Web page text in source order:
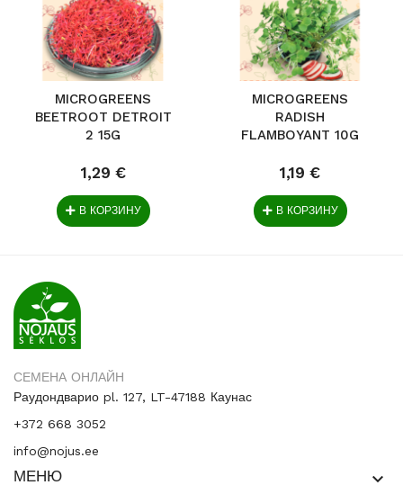
MICROGREENS
BEETROOT DETROIT
2 15G
1,29 €
В КОРЗИНУ
MICROGREENS
RADISH
FLAMBOYANT 10G
1,19 €
В КОРЗИНУ
СЕМЕНА ОНЛАЙН
Раудондварио pl. 127, LT-47188 Каунас
+372 668 3052
info@nojus.ee
МЕНЮ keyboard_arrow_down